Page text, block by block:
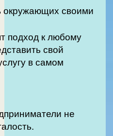
окружающих своими
подход к любому
свой
в самом
не